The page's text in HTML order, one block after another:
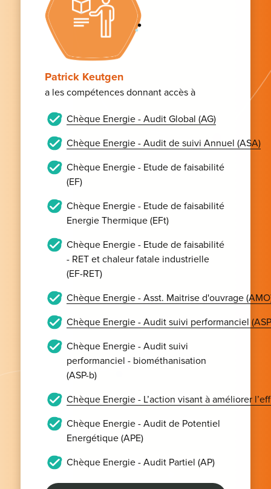
Patrick Keutgen
a les compétences donnant accès à
Chèque Energie - Audit Global (AG)
Chèque Energie - Audit de suivi Annuel (ASA)
Chèque Energie - Etude de faisabilité
(EF)
Chèque Energie - Etude de faisabilité
Energie Thermique (EFt)
Chèque Energie - Etude de faisabilité
- RET et chaleur fatale industrielle
(EF-RET)
Chèque Energie - Asst. Maitrise d'ouvrage
Chèque Energie - Audit suivi performanciel
Chèque Energie - Audit suivi
performanciel - biométhanisation
(ASP-b)
Chèque Energie - L’action visant à améliorer
Chèque Energie - Audit de Potentiel
Energétique (APE)
Chèque Energie - Audit Partiel (AP)